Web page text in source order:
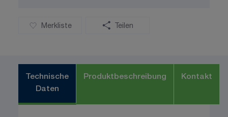
Merkliste Teilen
Technische
Daten
Produktbeschreibung Kontakt